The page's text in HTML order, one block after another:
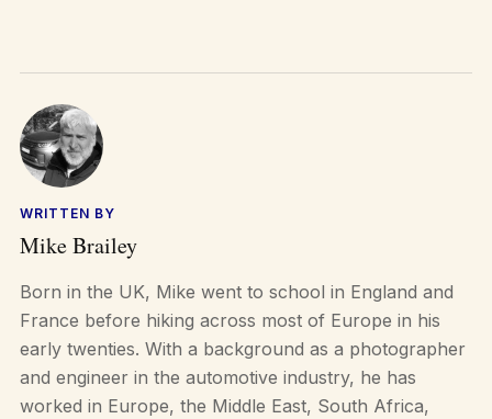
WRITTEN BY
Mike Brailey
Born in the UK, Mike went to school in England and
France before hiking across most of Europe in his
early twenties. With a background as a photographer
and engineer in the automotive industry, he has
worked in Europe, the Middle East, South Africa,